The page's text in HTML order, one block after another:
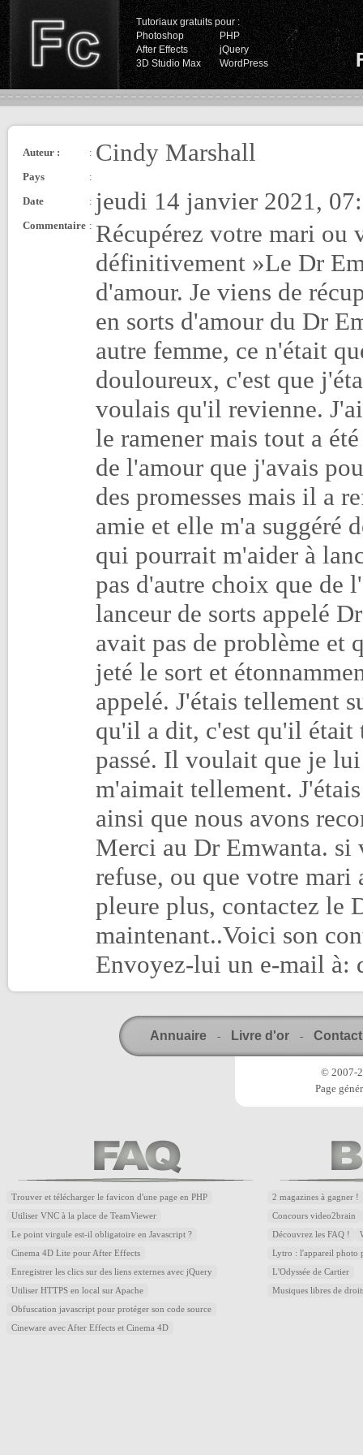
Tutoriaux gratuits pour :
Photoshop
PHP
After Effects
jQuery
3D Studio Max
WordPress
Auteur : : Cindy Marshall
Pays
:
Date
: jeudi 14 janvier 2021,
Commentaire : Récupérez votre mari ou
définitivement »Le Dr
d'amour. Je viens de
en sorts d'amour du Dr
autre femme, ce n'était
douloureux, c'est que
voulais qu'il revienne.
le ramener mais tout a
de l'amour que j'avais
des promesses mais il a
amie et elle m'a suggéré
qui pourrait m'aider à
pas d'autre choix que de
lanceur de sorts appelé
avait pas de problème et
jeté le sort et
appelé. J'étais tellement
qu'il a dit, c'est qu'il était
passé. Il voulait que je
m'aimait tellement.
ainsi que nous avons
Merci au Dr Emwanta. si
refuse, ou que votre mari
pleure plus, contactez le
maintenant..Voici son
Envoyez-lui un e-mail à:
Annuaire - Livre d'or - Contact
© 2007-
Page
Trouver et télécharger le favicon d'une page en PHP
Utiliser VNC à la place de TeamViewer
Le point virgule est-il obligatoire en Javascript ?
Cinema 4D Lite pour After Effects
Enregistrer les clics sur des liens externes avec jQuery
Utiliser HTTPS en local sur Apache
Obfuscation javascript pour protéger son code source
Cineware avec After Effects et Cinema 4D
2 magazines à gagner !
Concours video2brain
Découvrez les FAQ !
Lytro : l'appareil photo
L'Odyssée de Cartier
Musiques libres de